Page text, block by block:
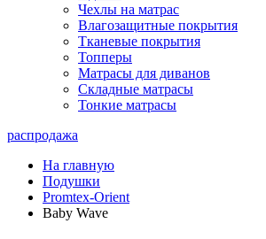
Чехлы на матрас
Влагозащитные покрытия
Тканевые покрытия
Топперы
Матрасы для диванов
Складные матрасы
Тонкие матрасы
распродажа
На главную
Подушки
Promtex-Orient
Baby Wave